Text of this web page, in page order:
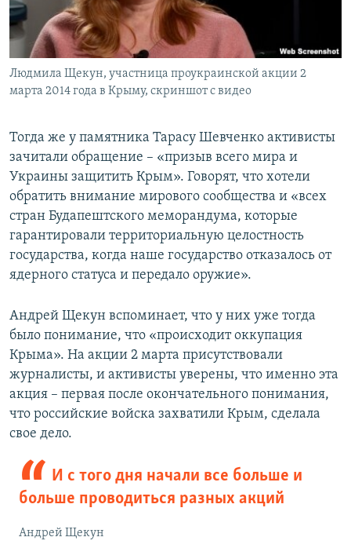
Людмила Щекун, участница проукраинской акции 2
марта 2014 года в Крыму, скриншот с видео
Тогда же у памятника Тарасу Шевченко активисты
зачитали обращение – «призыв всего мира и
Украины защитить Крым». Говорят, что хотели
обратить внимание мирового сообщества и «всех
стран Будапештского меморандума, которые
гарантировали территориальную целостность
государства, когда наше государство отказалось от
ядерного статуса и передало оружие».
Андрей Щекун вспоминает, что у них уже тогда
было понимание, что «происходит оккупация
Крыма». На акции 2 марта присутствовали
журналисты, и активисты уверены, что именно эта
акция – первая после окончательного понимания,
что российские войска захватили Крым, сделала
свое дело.
И с того дня начали все больше и
больше проводиться разных акций
Андрей Щекун